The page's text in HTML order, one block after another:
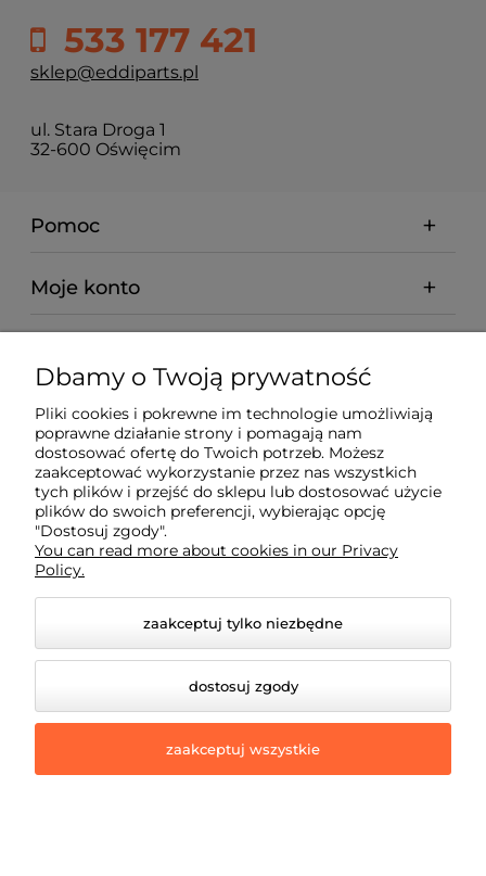
533 177 421
sklep@eddiparts.pl
ul. Stara Droga 1
32-600 Oświęcim
Pomoc
Moje konto
Informacje
O nas
© 2026 eddiparts.pl. Wszelkie prawa zastrzeżone.
Dbamy o Twoją prywatność
Pliki cookies i pokrewne im technologie umożliwiają
poprawne działanie strony i pomagają nam
dostosować ofertę do Twoich potrzeb. Możesz
zaakceptować wykorzystanie przez nas wszystkich
tych plików i przejść do sklepu lub dostosować użycie
plików do swoich preferencji, wybierając opcję
"Dostosuj zgody".
You can read more about cookies in our Privacy
Policy.
zaakceptuj tylko niezbędne
dostosuj zgody
zaakceptuj wszystkie